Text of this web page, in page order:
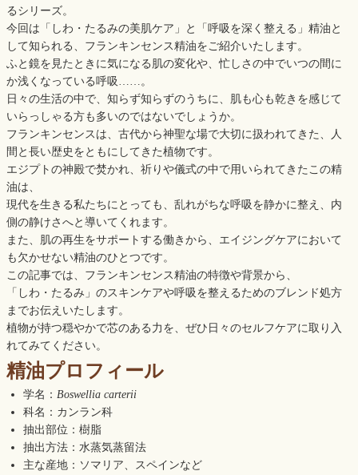
るシリーズ。
今回は「しわ・たるみの美肌ケア」と「呼吸を深く整える」精油と
して知られる、フランキンセンス精油をご紹介いたします。
ふと鏡を見たときに気になる肌の変化や、忙しさの中でいつの間に
か浅くなっている呼吸……。
日々の生活の中で、知らず知らずのうちに、肌も心も乾きを感じて
いらっしゃる方も多いのではないでしょうか。
フランキンセンスは、古代から神聖な場で大切に扱われてきた、人
間と長い歴史をともにしてきた植物です。
エジプトの神殿で焚かれ、祈りや儀式の中で用いられてきたこの精
油は、
現代を生きる私たちにとっても、乱れがちな呼吸を静かに整え、内
側の静けさへと導いてくれます。
また、肌の再生をサポートする働きから、エイジングケアにおいて
も欠かせない精油のひとつです。
この記事では、フランキンセンス精油の特徴や背景から、
「しわ・たるみ」のスキンケアや呼吸を整えるためのブレンド処方
までお伝えいたします。
植物が持つ穏やかで芯のある力を、ぜひ日々のセルフケアに取り入
れてみてください。
精油プロフィール
学名： Boswellia carterii
科名：カンラン科
抽出部位：樹脂
抽出方法：水蒸気蒸留法
主な産地：ソマリア、スペインなど